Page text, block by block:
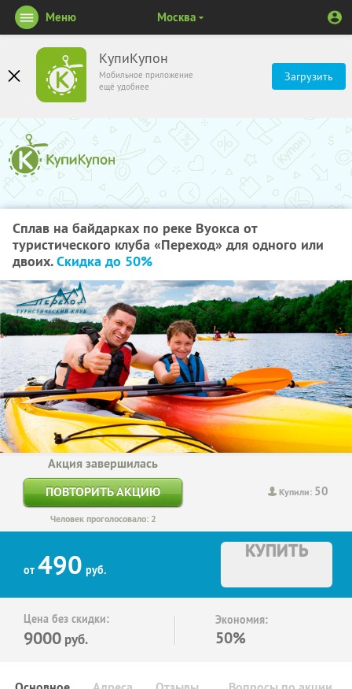
КупиКупон
Мобильное приложение
ещё удобнее
Загрузить
Меню Москва
Сплав на байдарках по реке Вуокса от
туристического клуба «Переход» для одного или
двоих.Скидка до 50%
Купили: 50
Акция завершилась
ПОВТОРИТЬ АКЦИЮ
Человек проголосовало: 2
от 490 руб.
КУПИТЬ
Цена без скидки:
9000 руб.
Экономия:
50%